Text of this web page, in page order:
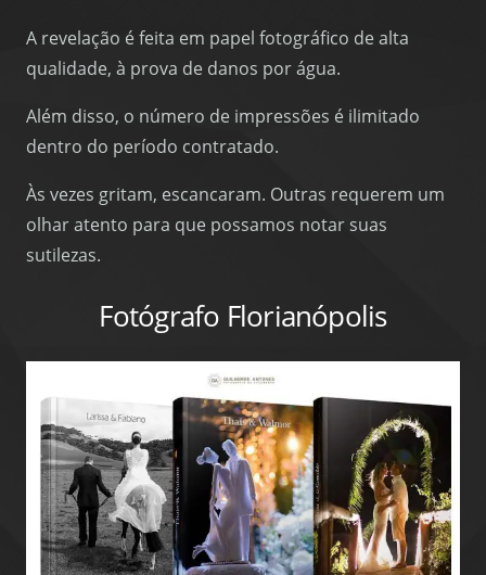
A revelação é feita em papel fotográfico de alta
qualidade, à prova de danos por água.
Além disso, o número de impressões é ilimitado
dentro do período contratado.
Às vezes gritam, escancaram. Outras requerem um
olhar atento para que possamos notar suas
sutilezas.
Fotógrafo Florianópolis